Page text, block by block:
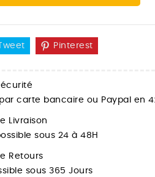
Tweet Pinterest
carte bancaire ou Paypal en
Livraison
sous 24 à 48H
Retours
sous 365 Jours